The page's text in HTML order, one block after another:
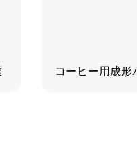
コーヒー用成形